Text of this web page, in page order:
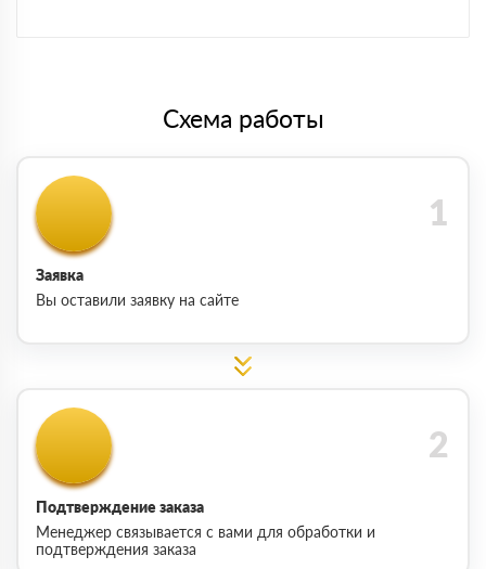
Схема работы
Заявка
Вы оставили заявку на сайте
Подтверждение заказа
Менеджер связывается с вами для обработки и
подтверждения заказа